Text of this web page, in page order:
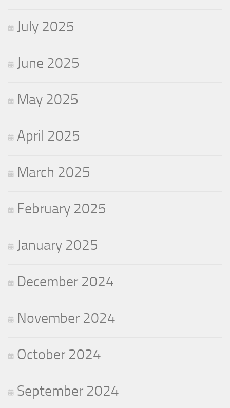
July 2025
June 2025
May 2025
April 2025
March 2025
February 2025
January 2025
December 2024
November 2024
October 2024
September 2024